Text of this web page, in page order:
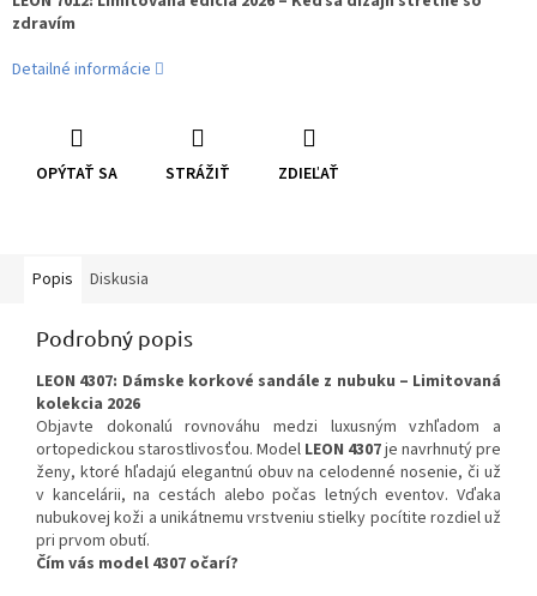
zdravím
Detailné informácie
OPÝTAŤ SA STRÁŽIŤ ZDIEĽAŤ
Popis Diskusia
Podrobný popis
LEON 4307: Dámske korkové sandále z nubuku – Limitovaná
kolekcia 2026
Objavte dokonalú rovnováhu medzi luxusným vzhľadom a
ortopedickou starostlivosťou. Model LEON 4307je navrhnutý pre
ženy, ktoré hľadajú elegantnú obuv na celodenné nosenie, či už
v kancelárii, na cestách alebo počas letných eventov. Vďaka
nubukovej koži a unikátnemu vrstveniu stielky pocítite rozdiel už
pri prvom obutí.
Čím vás model 4307 očarí?